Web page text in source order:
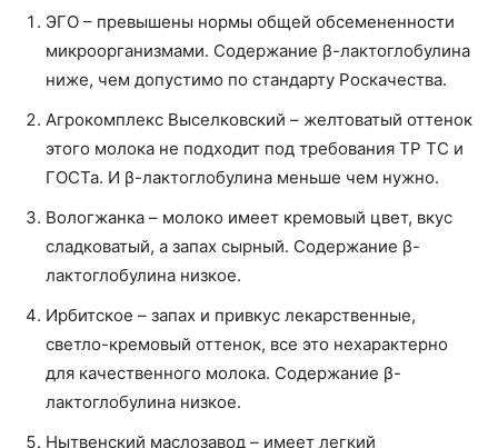
ЭГО – превышены нормы общей обсемененности
микроорганизмами. Содержание β-лактоглобулина
ниже, чем допустимо по стандарту Роскачества.
Агрокомплекс Выселковский – желтоватый оттенок
этого молока не подходит под требования ТР ТС и
ГОСТа. И β-лактоглобулина меньше чем нужно.
Вологжанка – молоко имеет кремовый цвет, вкус
сладковатый, а запах сырный. Содержание β-
лактоглобулина низкое.
Ирбитское – запах и привкус лекарственные,
светло-кремовый оттенок, все это нехарактерно
для качественного молока. Содержание β-
лактоглобулина низкое.
Нытвенский маслозавод – имеет легкий